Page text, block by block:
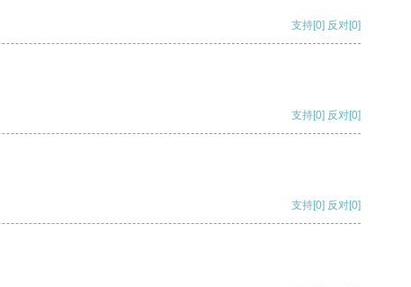
支持[0] 反对[0]
支持[0] 反对[0]
支持[0] 反对[0]